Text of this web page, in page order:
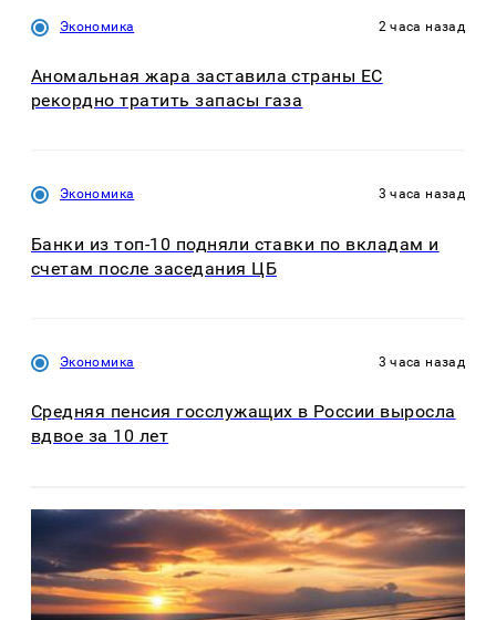
Экономика 2 часа назад
Аномальная жара заставила страны ЕС
рекордно тратить запасы газа
Экономика 3 часа назад
Банки из топ-10 подняли ставки по вкладам и
счетам после заседания ЦБ
Экономика 3 часа назад
Средняя пенсия госслужащих в России выросла
вдвое за 10 лет